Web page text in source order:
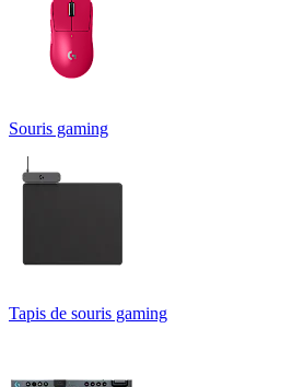
Souris gaming
Tapis de souris gaming